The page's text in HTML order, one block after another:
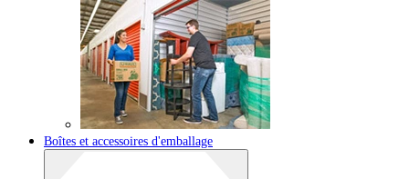
Boîtes et accessoires d'emballage